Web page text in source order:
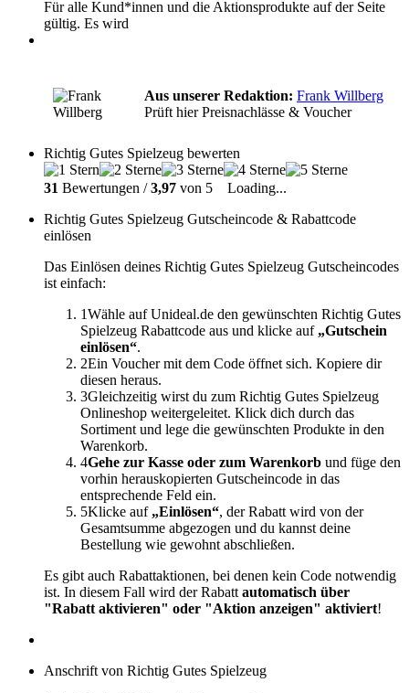
Für alle Kund*innen und die Aktionsprodukte auf der Seite
gültig. Es wird
Aus unserer Redaktion: Frank Willberg
Prüft hier Preisnachlässe & Voucher
Richtig Gutes Spielzeug bewerten
31 Bewertungen /3,97 von 5
Loading...
Richtig Gutes Spielzeug Gutscheincode & Rabattcode
einlösen
Das Einlösen deines Richtig Gutes Spielzeug Gutscheincodes
ist einfach:
1Wähle auf Unideal.de den gewünschten Richtig Gutes
Spielzeug Rabattcode aus und klicke auf „Gutschein
einlösen“.
2Ein Voucher mit dem Code öffnet sich. Kopiere dir
diesen heraus.
3Gleichzeitig wirst du zum Richtig Gutes Spielzeug
Onlineshop weitergeleitet. Klick dich durch das
Sortiment und lege die gewünschten Produkte in den
Warenkorb.
4Gehe zur Kasse oder zum Warenkorb und füge den
vorhin herauskopierten Gutscheincode in das
entsprechende Feld ein.
5Klicke auf „Einlösen“, der Rabatt wird von der
Gesamtsumme abgezogen und du kannst deine
Bestellung wie gewohnt abschließen.
Es gibt auch Rabattaktionen, bei denen kein Code notwendig
ist. In diesem Fall wird der Rabatt automatisch über
"Rabatt aktivieren" oder "Aktion anzeigen" aktiviert!
Anschrift von Richtig Gutes Spielzeug